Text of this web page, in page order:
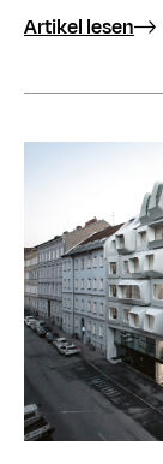
Artikel lesen